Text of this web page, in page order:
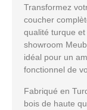
Transformez
coucher
qualité turque et
showroom
idéal pour un
fonctionnel de
Fabriqué en
bois de haute